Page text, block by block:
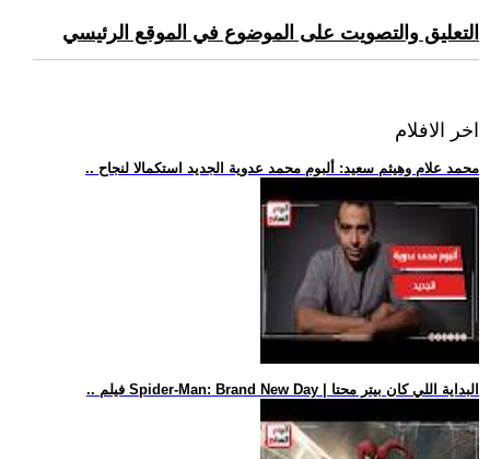
التعليق والتصويت على الموضوع في الموقع الرئيسي
اخر الافلام
.. محمد علام وهيثم سعيد: ألبوم محمد عدوية الجديد استكمالا لنجاح
.. فيلم Spider-Man: Brand New Day | البداية اللي كان بيتر محتا